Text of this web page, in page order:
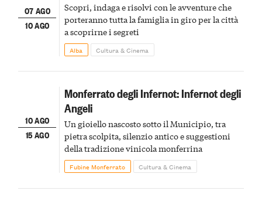
07 AGO
10 AGO
Scopri, indaga e risolvi con le avventure che
porteranno tutta la famiglia in giro per la città
a scoprirne i segreti
Alba Cultura & Cinema
10 AGO
15 AGO
Monferrato degli Infernot: Infernot degli
Angeli
Un gioiello nascosto sotto il Municipio, tra
pietra scolpita, silenzio antico e suggestioni
della tradizione vinicola monferrina
Fubine Monferrato Cultura & Cinema